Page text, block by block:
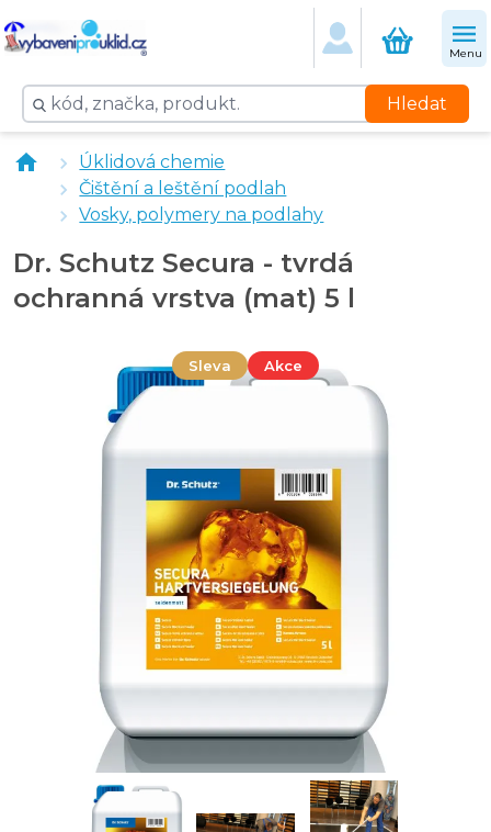
Menu
Hledat
Úklidová chemie
Čištění a leštění podlah
Vosky, polymery na podlahy
Dr. Schutz Secura - tvrdá
ochranná vrstva (mat) 5 l
Sleva Akce